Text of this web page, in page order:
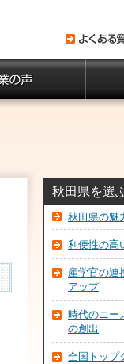
秋田県を選
秋田県の魅
利便性の高
産学官の連
アップ
時代のニー
の創出
全国トップ